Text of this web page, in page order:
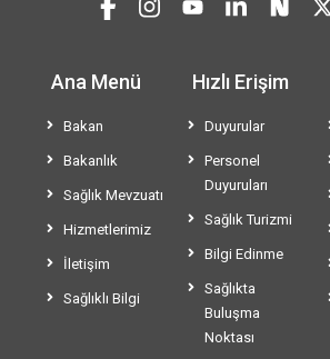
Ana Menü
Bakan
Bakanlık
Sağlık Mevzuatı
Hizmetlerimiz
İletişim
Sağlıklı Bilgi
Hızlı Erişim
Duyurular
Personel
Duyuruları
Sağlık Turizmi
Bilgi Edinme
Sağlıkta
Buluşma
Noktası